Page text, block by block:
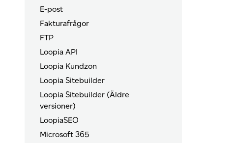
E-post
Fakturafrågor
FTP
Loopia API
Loopia Kundzon
Loopia Sitebuilder
Loopia Sitebuilder (Äldre
versioner)
LoopiaSEO
Microsoft 365